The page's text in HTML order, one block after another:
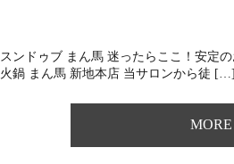
スンドゥブ まん馬 迷ったらここ！安定
火鍋 まん馬 新地本店 ⁡当サロンから徒
MORE